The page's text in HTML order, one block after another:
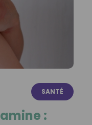
SANTÉ
: